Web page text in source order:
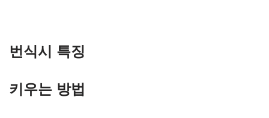
번식시 특징
키우는 방법